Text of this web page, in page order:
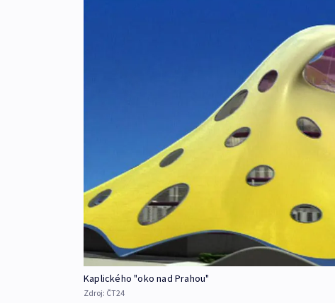
Kaplického "oko nad Prahou"
Zdroj: ČT24